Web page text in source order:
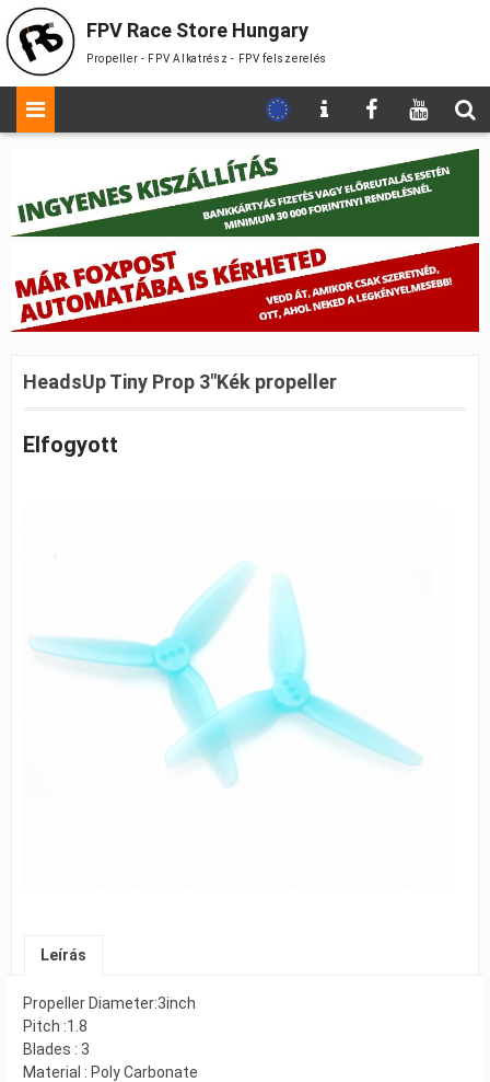
FPV Race Store Hungary
Propeller - FPV Alkatrész - FPV felszerelés
HeadsUp Tiny Prop 3″Kék propeller
Elfogyott
Leírás
Propeller Diameter:3inch
Pitch :1.8
Blades : 3
Material : Poly Carbonate